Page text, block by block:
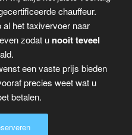
chauffeur.
het taxivervoer naar
zodat u nooit teveel
een vaste prijs bieden
precies weet wat u
betalen.